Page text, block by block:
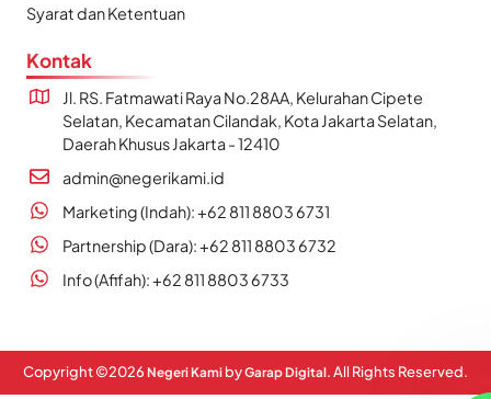
Syarat dan Ketentuan
Kontak
Jl. RS. Fatmawati Raya No.28AA, Kelurahan Cipete
Selatan, Kecamatan Cilandak, Kota Jakarta Selatan,
Daerah Khusus Jakarta - 12410
admin@negerikami.id
Marketing (Indah): +62 811 8803 6731
Partnership (Dara): +62 811 8803 6732
Info (Afifah): +62 811 8803 6733
Copyright ©2026 Negeri Kami byGarap Digital. All Rights Reserved.